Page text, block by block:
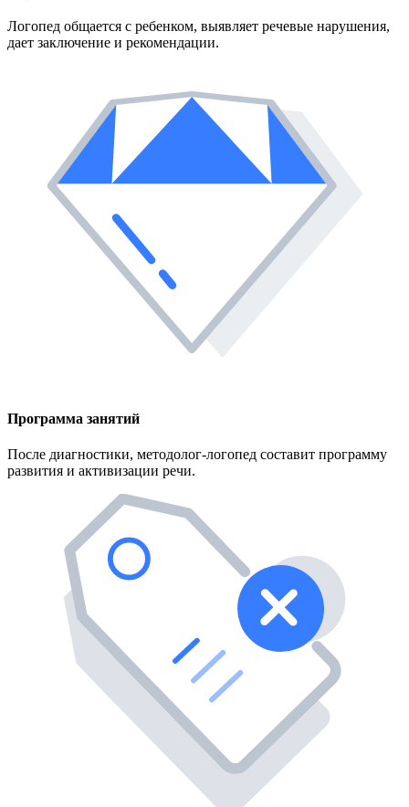
Логопед общается с ребенком, выявляет речевые нарушения,
дает заключение и рекомендации.
Программа занятий
После диагностики, методолог-логопед составит программу
развития и активизации речи.